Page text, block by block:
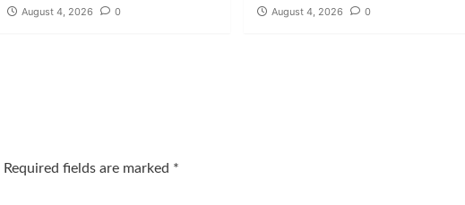
August 4, 2026 0 August 4, 2026 0
Required fields are marked *